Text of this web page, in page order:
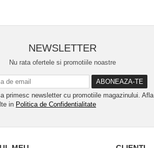
NEWSLETTER
Nu rata ofertele si promotiile noastre
primesc newsletter cu promotiile magazinului. Afla
in Politica de Confidentialitate